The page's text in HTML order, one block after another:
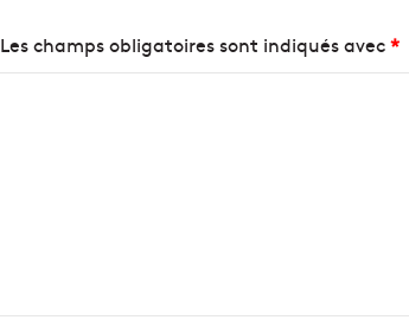
Les champs obligatoires sont indiqués avec*